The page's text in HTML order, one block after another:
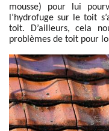
mousse) pour lui
l’hydrofuge sur le toit
toit. D’ailleurs, cela
problèmes de toit pour